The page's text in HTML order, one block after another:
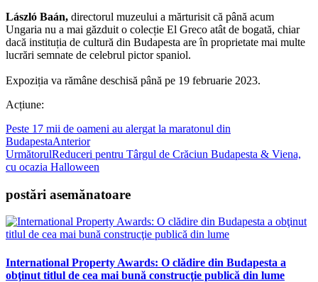
László Baán, directorul muzeului a mărturisit că până acum
Ungaria nu a mai găzduit o colecție El Greco atât de bogată, chiar
dacă instituția de cultură din Budapesta are în proprietate mai multe
lucrări semnate de celebrul pictor spaniol.
Expoziția va rămâne deschisă până pe 19 februarie 2023.
Acțiune:
Peste 17 mii de oameni au alergat la maratonul din
BudapestaAnterior
UrmătorulReduceri pentru Târgul de Crăciun Budapesta & Viena,
cu ocazia Halloween
postări asemănatoare
International Property Awards: O clădire din Budapesta a
obţinut titlul de cea mai bună construcţie publică din lume